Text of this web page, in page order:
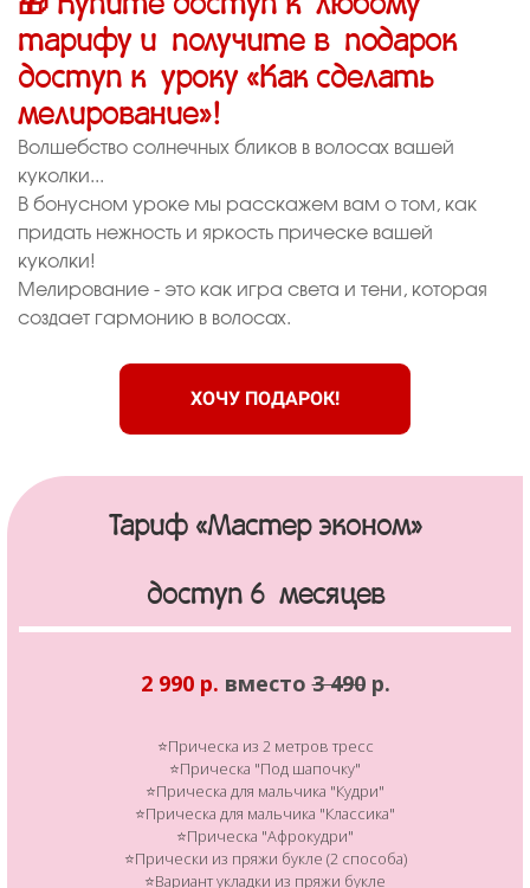
тарифу и получите в подарок
доступ к уроку «Как сделать
мелирование»!
Волшебство солнечных бликов в волосах вашей
куколки...
В бонусном уроке мы расскажем вам о том, как
придать нежность и яркость прическе вашей
куколки!
Мелирование - это как игра света и тени, которая
создает гармонию в волосах.
ХОЧУ ПОДАРОК!
Тариф «Мастер эконом»
доступ 6 месяцев
2 990 р. вместо3 490р.
⭐Прическа из 2 метров тресс
⭐Прическа "Под шапочку"
⭐Прическа для мальчика "Кудри"
⭐Прическа для мальчика "Классика"
⭐Прическа "Афрокудри"
⭐Прически из пряжи букле (2 способа)
⭐Вариант укладки из пряжи букле